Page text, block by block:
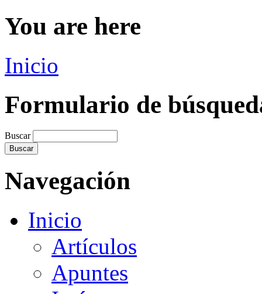
You are here
Inicio
Formulario de
Buscar
Navegación
Inicio
Artículos
Apuntes